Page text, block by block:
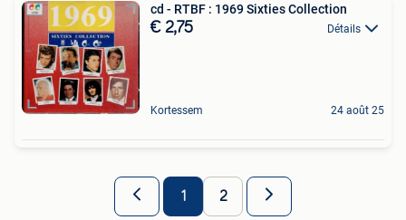
cd - RTBF : 1969 Sixties Collection
€ 2,75 Détails
Kortessem 24 août 25
1 2